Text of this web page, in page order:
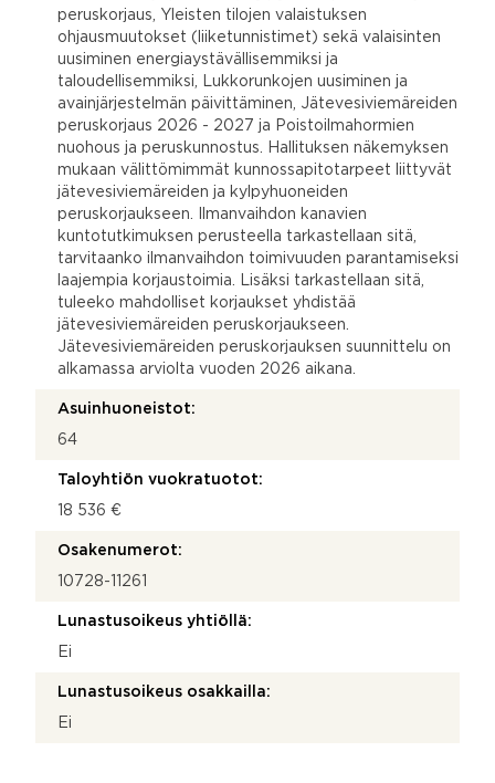
peruskorjaus, Yleisten tilojen valaistuksen
ohjausmuutokset (liiketunnistimet) sekä valaisinten
uusiminen energiaystävällisemmiksi ja
taloudellisemmiksi, Lukkorunkojen uusiminen ja
avainjärjestelmän päivittäminen, Jätevesiviemäreiden
peruskorjaus 2026 - 2027 ja Poistoilmahormien
nuohous ja peruskunnostus. Hallituksen näkemyksen
mukaan välittömimmät kunnossapitotarpeet liittyvät
jätevesiviemäreiden ja kylpyhuoneiden
peruskorjaukseen. Ilmanvaihdon kanavien
kuntotutkimuksen perusteella tarkastellaan sitä,
tarvitaanko ilmanvaihdon toimivuuden parantamiseksi
laajempia korjaustoimia. Lisäksi tarkastellaan sitä,
tuleeko mahdolliset korjaukset yhdistää
jätevesiviemäreiden peruskorjaukseen.
Jätevesiviemäreiden peruskorjauksen suunnittelu on
alkamassa arviolta vuoden 2026 aikana.
Asuinhuoneistot:
64
Taloyhtiön vuokratuotot:
18 536 €
Osakenumerot:
10728-11261
Lunastusoikeus yhtiöllä:
Ei
Lunastusoikeus osakkailla:
Ei